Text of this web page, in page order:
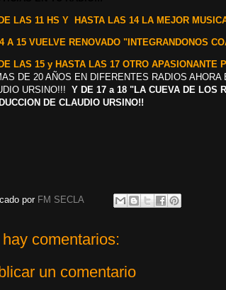
LAS 11 HS Y HASTA LAS 14 LA MEJOR
A 15 VUELVE RENOVADO "INTEGRANDONOS
LAS 15 y HASTA LAS 17 OTRO APASIONANTE
DE 20 AÑOS EN DIFERENTES RADIOS
URSINO!!! Y DE 17 a 18 "LA CUEVA DE LOS
DE CLAUDIO URSINO!!
por FM SECLA
comentarios:
un comentario